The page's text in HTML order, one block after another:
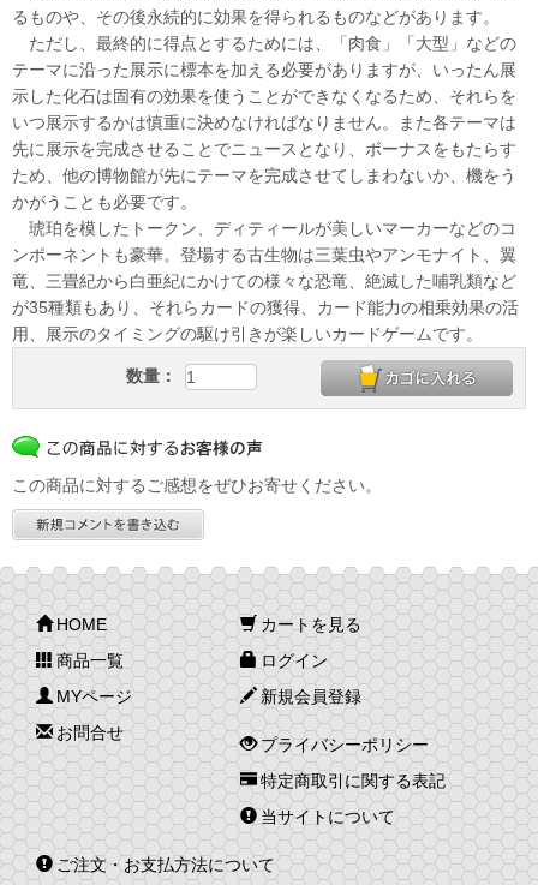
るものや、その後永続的に効果を得られるものなどがあります。
ただし、最終的に得点とするためには、「肉食」「大型」などの
テーマに沿った展示に標本を加える必要がありますが、いったん展
示した化石は固有の効果を使うことができなくなるため、それらを
いつ展示するかは慎重に決めなければなりません。また各テーマは
先に展示を完成させることでニュースとなり、ボーナスをもたらす
ため、他の博物館が先にテーマを完成させてしまわないか、機をう
かがうことも必要です。
琥珀を模したトークン、ディティールが美しいマーカーなどのコ
ンポーネントも豪華。登場する古生物は三葉虫やアンモナイト、翼
竜、三畳紀から白亜紀にかけての様々な恐竜、絶滅した哺乳類など
が35種類もあり、それらカードの獲得、カード能力の相乗効果の活
用、展示のタイミングの駆け引きが楽しいカードゲームです。
数量：
この商品に対するご感想をぜひお寄せください。
HOME
商品一覧
MYページ
お問合せ
カートを見る
ログイン
新規会員登録
プライバシーポリシー
特定商取引に関する表記
当サイトについて
ご注文・お支払方法について